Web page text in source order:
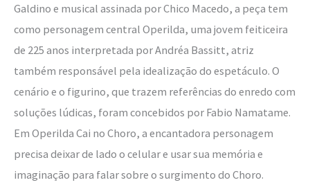
Galdino e musical assinada por Chico Macedo, a peça tem
como personagem central Operilda, uma jovem feiticeira
de 225 anos interpretada por Andréa Bassitt, atriz
também responsável pela idealização do espetáculo. O
cenário e o figurino, que trazem referências do enredo com
soluções lúdicas, foram concebidos por Fabio Namatame.
Em Operilda Cai no Choro, a encantadora personagem
precisa deixar de lado o celular e usar sua memória e
imaginação para falar sobre o surgimento do Choro.